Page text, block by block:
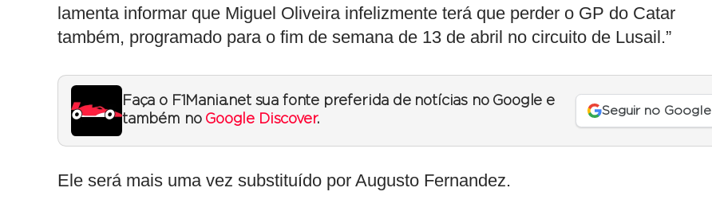
lamenta informar que Miguel Oliveira infelizmente terá que perder o GP do Catar
também, programado para o fim de semana de 13 de abril no circuito de Lusail.”
Faça o F1Mania.net sua fonte preferida de notícias no Google e
também no Google Discover.
Seguir no Google
Ele será mais uma vez substituído por Augusto Fernandez.